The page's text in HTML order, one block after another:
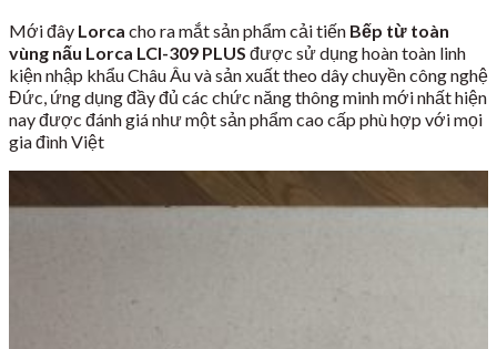
Mới đây Lorca cho ra mắt sản phẩm cải tiến Bếp từ toàn
vùng nấu Lorca LCI-309 PLUS được sử dụng hoàn toàn linh
kiện nhập khẩu Châu Âu và sản xuất theo dây chuyền công nghệ
Đức, ứng dụng đầy đủ các chức năng thông minh mới nhất hiện
nay được đánh giá như một sản phẩm cao cấp phù hợp với mọi
gia đình Việt